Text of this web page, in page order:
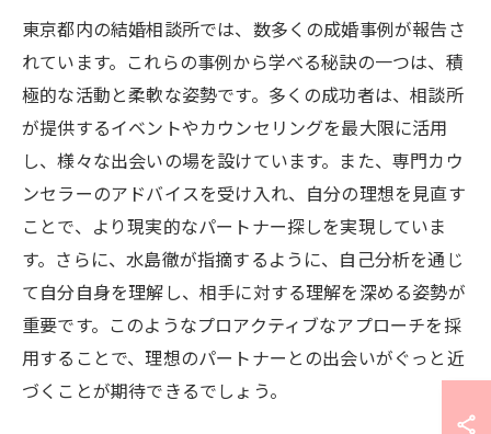
東京都内の結婚相談所では、数多くの成婚事例が報告さ
れています。これらの事例から学べる秘訣の一つは、積
極的な活動と柔軟な姿勢です。多くの成功者は、相談所
が提供するイベントやカウンセリングを最大限に活用
し、様々な出会いの場を設けています。また、専門カウ
ンセラーのアドバイスを受け入れ、自分の理想を見直す
ことで、より現実的なパートナー探しを実現していま
す。さらに、水島徹が指摘するように、自己分析を通じ
て自分自身を理解し、相手に対する理解を深める姿勢が
重要です。このようなプロアクティブなアプローチを採
用することで、理想のパートナーとの出会いがぐっと近
づくことが期待できるでしょう。